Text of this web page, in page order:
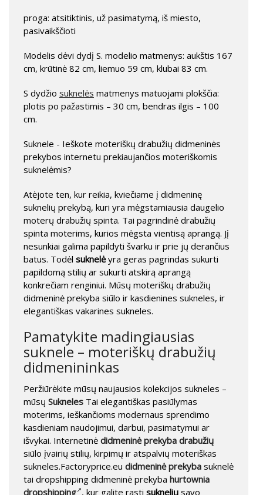
proga: atsitiktinis, už pasimatymą, iš miesto,
pasivaikščioti
Modelis dėvi dydį S. modelio matmenys: aukštis 167
cm, krūtinė 82 cm, liemuo 59 cm, klubai 83 cm.
S dydžio suknelės matmenys matuojami plokščia:
plotis po pažastimis – 30 cm, bendras ilgis – 100
cm.
Suknele - Ieškote moteriškų drabužių didmeninės
prekybos internetu prekiaujančios moteriškomis
suknelėmis?
Atėjote ten, kur reikia, kviečiame į didmeninę
suknelių prekybą, kuri yra mėgstamiausia daugelio
moterų drabužių spinta. Tai pagrindinė drabužių
spinta moterims, kurios mėgsta vientisą aprangą. Jį
nesunkiai galima papildyti švarku ir prie jų derančius
batus. Todėl suknelėyra geras pagrindas sukurti
papildomą stilių ar sukurti atskirą aprangą
konkrečiam renginiui. Mūsų moteriškų drabužių
didmeninė prekyba siūlo ir kasdienines sukneles, ir
elegantiškas vakarines sukneles.
Pamatykite madingiausias
suknele – moteriškų drabužių
didmenininkas
Peržiūrėkite mūsų naujausios kolekcijos sukneles –
mūsų Sukneles Tai elegantiškas pasiūlymas
moterims, ieškančioms modernaus sprendimo
kasdieniam naudojimui, darbui, pasimatymui ar
išvykai. Internetinė didmeninė prekyba drabužių
siūlo įvairių stilių, kirpimų ir atspalvių moteriškas
sukneles.Factoryprice.eu didmeninė prekyba suknelė
tai dropshipping didmeninė prekyba hurtownia
dropshipping , kur galite rasti suknelių savo